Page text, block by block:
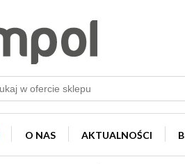
O NAS AKTUALNOŚCI